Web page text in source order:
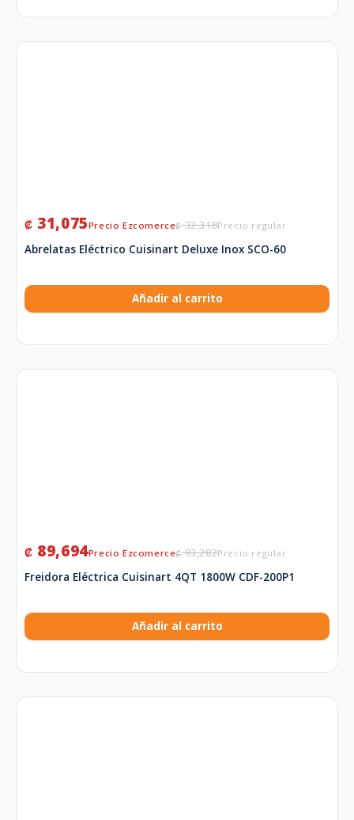
₡32,318
₡ 31,075
Abrelatas Eléctrico Cuisinart Deluxe Inox SCO-60
Añadir al carrito
₡93,282
₡ 89,694
Freidora Eléctrica Cuisinart 4QT 1800W CDF-200P1
Añadir al carrito